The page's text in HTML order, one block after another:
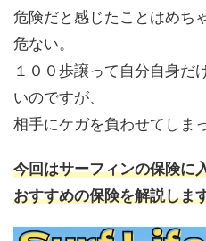
危険だと感じたことはめち
危ない。
１００歩譲って自分自身だ
いのですが、
相手にケガを負わせてしま
今回はサーフィンの保険に
おすすめの保険を解説しま